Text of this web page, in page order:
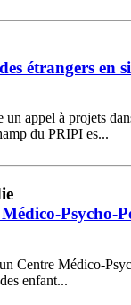
étrangers en
appel à projets
du PRIPI es...
Psycho-
Centre Médico-
enfant...